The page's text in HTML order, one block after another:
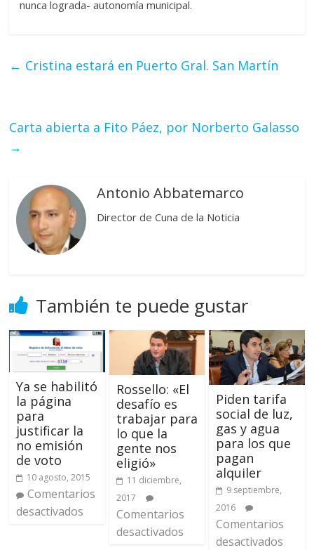
nunca lograda- autonomía municipal.
← Cristina estará en Puerto Gral. San Martín
Carta abierta a Fito Páez, por Norberto Galasso
→
Antonio Abbatemarco
Director de Cuna de la Noticia
También te puede gustar
Ya se habilitó
la página
para
justificar la
no emisión
de voto
10 agosto, 2015
Comentarios
desactivados
Rossello: «El
desafío es
trabajar para
lo que la
gente nos
eligió»
11 diciembre,
2017
Comentarios
desactivados
Piden tarifa
social de luz,
gas y agua
para los que
pagan
alquiler
9 septiembre,
2016
Comentarios
desactivados